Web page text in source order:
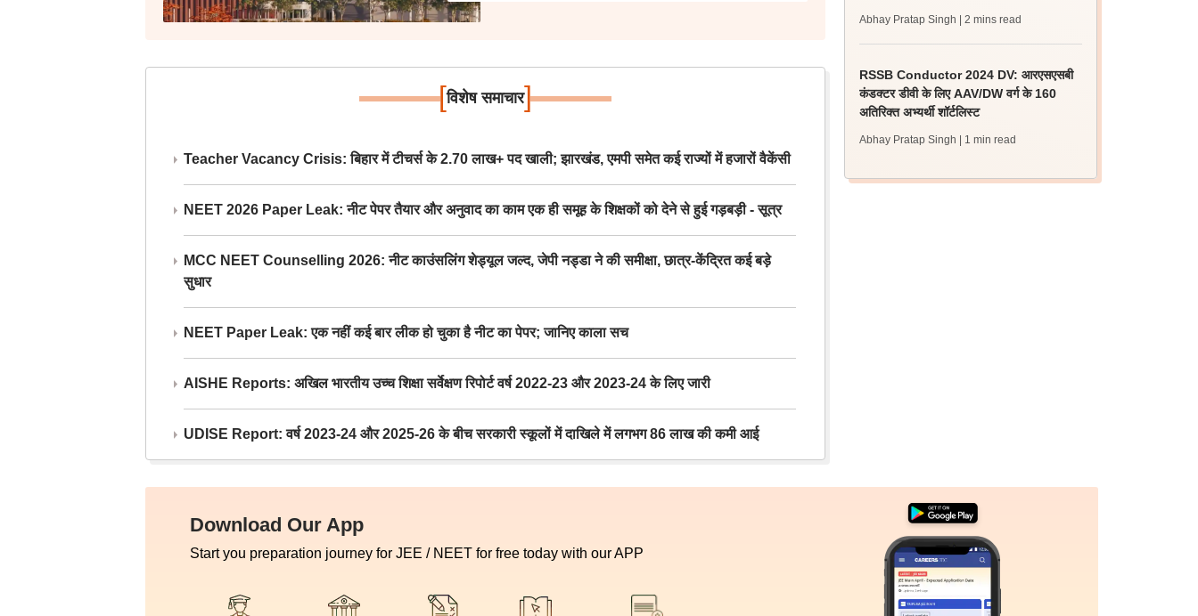
[विशेष समाचार]
Teacher Vacancy Crisis: बिहार में टीचर्स के 2.70 लाख+ पद खाली; झारखंड, एमपी समेत कई राज्यों में हजारों वैकेंसी
NEET 2026 Paper Leak: नीट पेपर तैयार और अनुवाद का काम एक ही समूह के शिक्षकों को देने से हुई गड़बड़ी - सूत्र
MCC NEET Counselling 2026: नीट काउंसलिंग शेड्यूल जल्द, जेपी नड्डा ने की समीक्षा, छात्र-केंद्रित कई बड़े
सुधार
NEET Paper Leak: एक नहीं कई बार लीक हो चुका है नीट का पेपर; जानिए काला सच
AISHE Reports: अखिल भारतीय उच्च शिक्षा सर्वेक्षण रिपोर्ट वर्ष 2022-23 और 2023-24 के लिए जारी
UDISE Report: वर्ष 2023-24 और 2025-26 के बीच सरकारी स्कूलों में दाखिले में लगभग 86 लाख की कमी आई
Abhay Pratap Singh | 2 mins read
RSSB Conductor 2024 DV: आरएसएसबी
कंडक्टर डीवी के लिए AAV/DW वर्ग के 160
अतिरिक्त अभ्यर्थी शॉर्टलिस्ट
Abhay Pratap Singh | 1 min read
Download Our App
Start you preparation journey for JEE / NEET for free today with our APP